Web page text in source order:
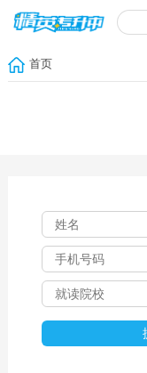
首页